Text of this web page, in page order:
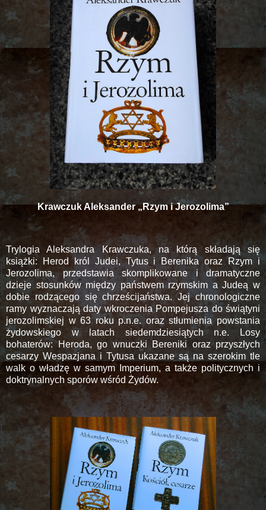
Krawczuk Aleksander „Rzym i Jerozolima”
Trylogia Aleksandra Krawczuka, na którą składają się
książki: Herod król Judei, Tytus i Berenika oraz Rzym i
Jerozolima, przedstawia skomplikowane i dramatyczne
dzieje stosunków między państwem rzymskim a Judeą w
dobie rodzącego się chrześcijaństwa. Jej chronologiczne
ramy wyznaczają daty wkroczenia Pompejusza do świątyni
jerozolimskiej w 63 roku p.n.e. oraz stłumienia powstania
żydowskiego w latach siedemdziesiątych n.e. Losy
bohaterów: Heroda, go wnuczki Bereniki oraz przyszłych
cesarzy Wespazjana i Tytusa ukazane są na szerokim tle
walk o władzę w samym Imperium, a także politycznych i
doktrynalnych sporów wśród Żydów.